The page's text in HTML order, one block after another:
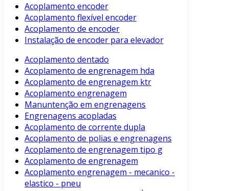
Acoplamento encoder
Acoplamento flexível encoder
Acoplamento de encoder
Instalação de encoder para elevador
Acoplamento dentado
Acoplamento de engrenagem hda
Acoplamento de engrenagem ktr
Acoplamento engrenagem
Manuntenção em engrenagens
Engrenagens acopladas
Acoplamento de corrente dupla
Acoplamento de polias e engrenagens
Acoplamento de engrenagem tipo g
Acoplamento de engrenagem
Acoplamento engrenagem - mecanico -
elastico - pneu